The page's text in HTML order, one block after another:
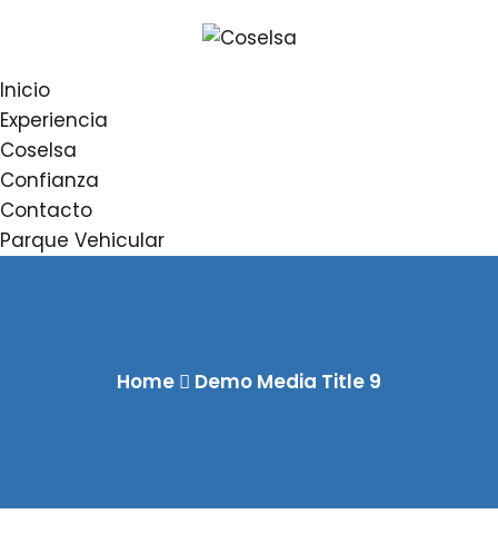
Inicio
Experiencia
Coselsa
Confianza
Contacto
Parque Vehicular
Home Demo Media Title 9